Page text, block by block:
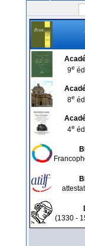
9e
8e
4e
(1330 -